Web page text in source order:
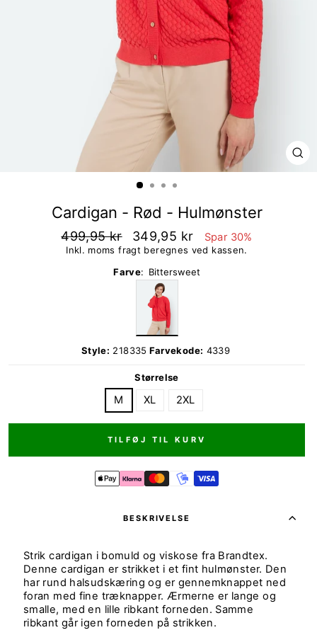
Cardigan - Rød - Hulmønster
499,95 kr 349,95 kr Spar 30%
Inkl. moms fragt beregnes ved kassen.
Farve: Bittersweet
Style: 218335 Farvekode: 4339
Størrelse
M XL 2XL
TILFØJ TIL KURV
BESKRIVELSE
Strik cardigan i bomuld og viskose fra Brandtex.
Denne cardigan er strikket i et fint hulmønster. Den
har rund halsudskæring og er gennemknappet ned
foran med fine træknapper. Ærmerne er lange og
smalle, med en lille ribkant forneden. Samme
ribkant går igen forneden på strikken.